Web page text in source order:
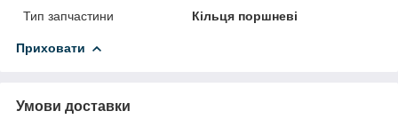
Тип запчастини
Кільця поршневі
Приховати
Умови доставки